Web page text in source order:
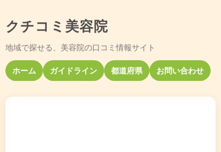
クチコミ美容院
地域で探せる、美容院の口コミ情報サイト
ホーム ガイドライン 都道府県 お問い合わせ